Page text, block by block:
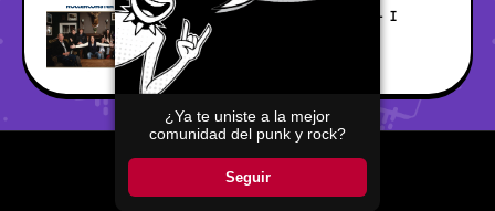
¿Ya te uniste a la mejor
comunidad del punk y rock?
Seguir
Good Vibes Rollercoaster - I
Don't Care
Ely August 05, 2026
Copyright ©2026Pop Punkers